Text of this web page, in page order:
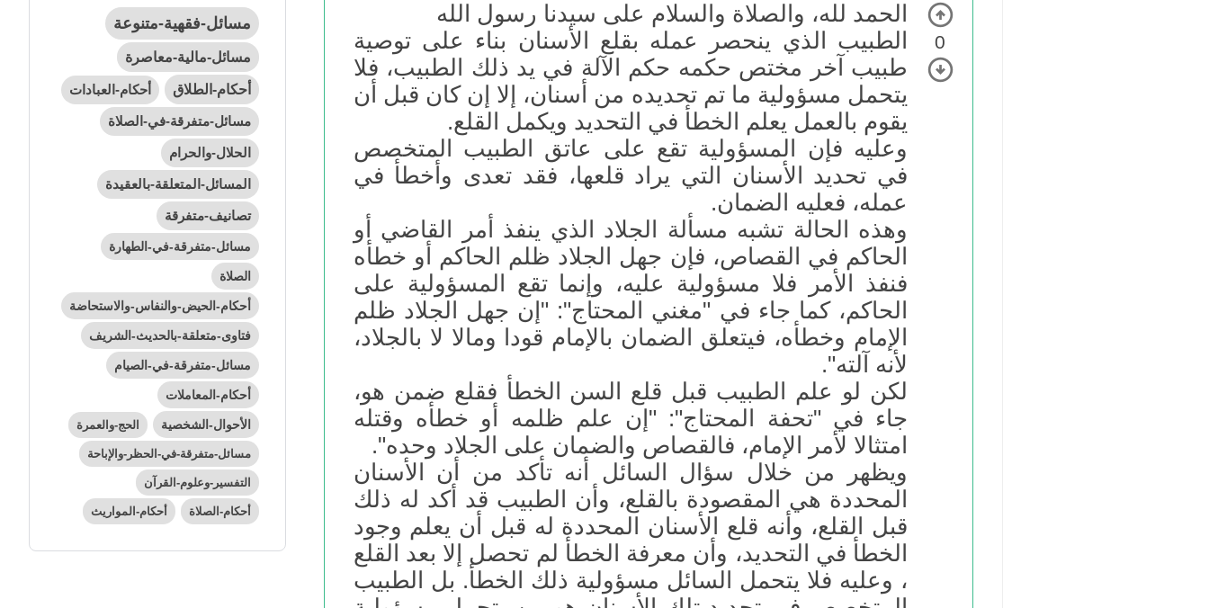
0
الحمد لله، والصلاة والسلام على سيدنا رسول الله
الطبيب الذي ينحصر عمله بقلع الأسنان بناء على توصية
طبيب آخر مختص حكمه حكم الآلة في يد ذلك الطبيب، فلا
يتحمل مسؤولية ما تم تحديده من أسنان، إلا إن كان قبل أن
يقوم بالعمل يعلم الخطأ في التحديد ويكمل القلع.
وعليه فإن المسؤولية تقع على عاتق الطبيب المتخصص
في تحديد الأسنان التي يراد قلعها، فقد تعدى وأخطأ في
عمله، فعليه الضمان.
وهذه الحالة تشبه مسألة الجلاد الذي ينفذ أمر القاضي أو
الحاكم في القصاص، فإن جهل الجلاد ظلم الحاكم أو خطأه
فنفذ الأمر فلا مسؤولية عليه، وإنما تقع المسؤولية على
الحاكم، كما جاء في "مغني المحتاج": "إن جهل الجلاد ظلم
الإمام وخطأه، فيتعلق الضمان بالإمام قودا ومالا لا بالجلاد،
لأنه آلته".
لكن لو علم الطبيب قبل قلع السن الخطأ فقلع ضمن هو،
جاء في "تحفة المحتاج": "إن علم ظلمه أو خطأه وقتله
امتثالا لأمر الإمام، فالقصاص والضمان على الجلاد وحده".
ويظهر من خلال سؤال السائل أنه تأكد من أن الأسنان
المحددة هي المقصودة بالقلع، وأن الطبيب قد أكد له ذلك
قبل القلع، وأنه قلع الأسنان المحددة له قبل أن يعلم وجود
الخطأ في التحديد، وأن معرفة الخطأ لم تحصل إلا بعد القلع
، وعليه فلا يتحمل السائل مسؤولية ذلك الخطأ. بل الطبيب
مسائل-فقهية-متنوعة
مسائل-مالية-معاصرة
أحكام-الطلاق أحكام-العبادات
مسائل-متفرقة-في-الصلاة
الحلال-والحرام
المسائل-المتعلقة-بالعقيدة
تصانيف-متفرقة
مسائل-متفرقة-في-الطهارة
الصلاة
أحكام-الحيض-والنفاس-والاستحاضة
فتاوى-متعلقة-بالحديث-الشريف
مسائل-متفرقة-في-الصيام
أحكام-المعاملات
الأحوال-الشخصية الحج-والعمرة
مسائل-متفرقة-في-الحظر-والإباحة
التفسير-وعلوم-القرآن
أحكام-الصلاة أحكام-المواريث